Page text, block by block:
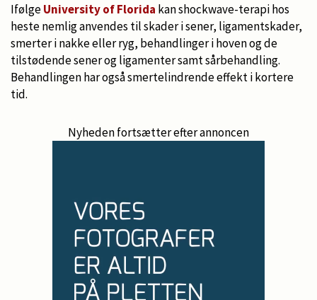
IfølgeUniversity of Florida kan shockwave-terapi hos
heste nemlig anvendes til skader i sener, ligamentskader,
smerter i nakke eller ryg, behandlinger i hoven og de
tilstødende sener og ligamenter samt sårbehandling.
Behandlingen har også smertelindrende effekt i kortere
tid.
Nyheden fortsætter efter annoncen